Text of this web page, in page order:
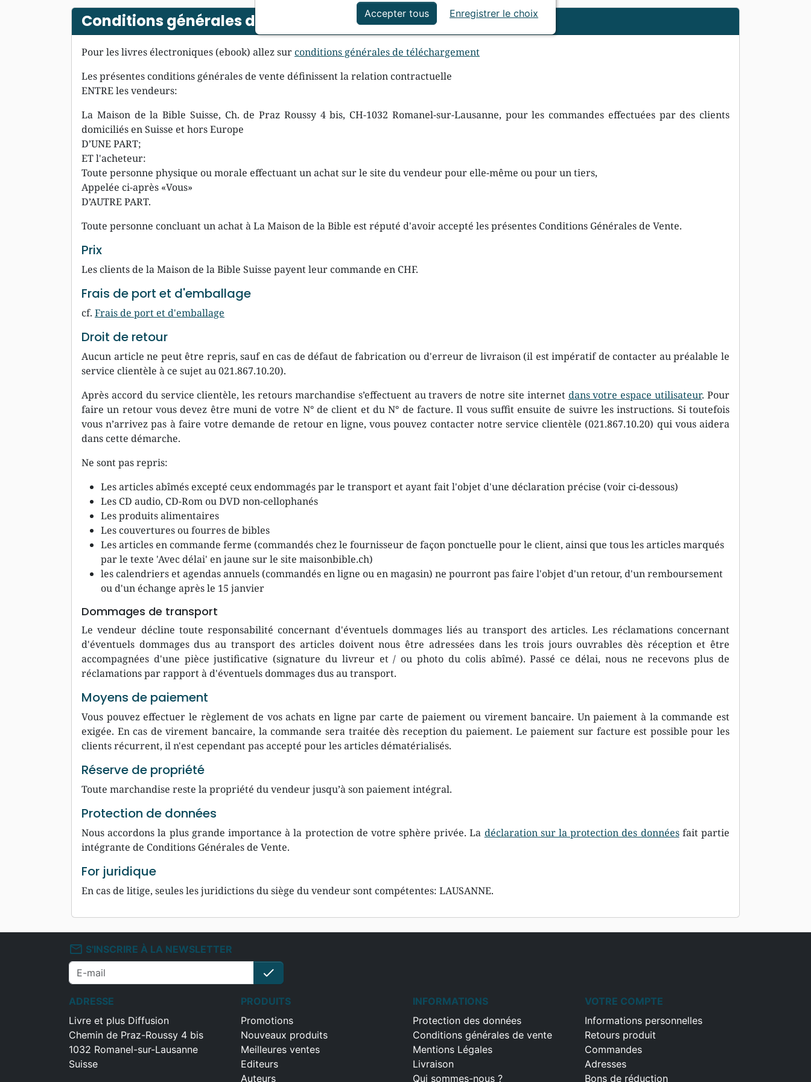
Apologétique
Formation
Événements actuels
Conditions générales de vente
Pour les livres électroniques (ebook) allez surconditions générales de téléchargement
Les présentes conditions générales de vente définissent la relation contractuelle
ENTRE les vendeurs:
La Maison de la Bible Suisse, Ch. de Praz Roussy 4 bis, CH-1032 Romanel-sur-Lausanne, pour les commandes effectuées par des clients
domiciliés en Suisse et hors Europe
D’UNE PART;
ET l'acheteur:
Toute personne physique ou morale effectuant un achat sur le site du vendeur pour elle-même ou pour un tiers,
Appelée ci-après «Vous»
D’AUTRE PART.
Toute personne concluant un achat à La Maison de la Bible est réputé d'avoir accepté les présentes Conditions Générales de Vente.
Prix
Les clients de la Maison de la Bible Suisse payent leur commande en CHF.
Frais de port et d'emballage
cf. Frais de port et d'emballage
Droit de retour
Aucun article ne peut être repris, sauf en cas de défaut de fabrication ou d'erreur de livraison (il est impératif de contacter au préalable le
service clientèle à ce sujet au 021.867.10.20).
Après accord du service clientèle, les retours marchandise s’effectuent au travers de notre site internet dans votre espace utilisateur. Pour
faire un retour vous devez être muni de votre N° de client et du N° de facture. Il vous suffit ensuite de suivre les instructions. Si toutefois
vous n’arrivez pas à faire votre demande de retour en ligne, vous pouvez contacter notre service clientèle (021.867.10.20) qui vous aidera
dans cette démarche.
Ne sont pas repris:
Les articles abîmés excepté ceux endommagés par le transport et ayant fait l'objet d'une déclaration précise (voir ci-dessous)
Les CD audio, CD-Rom ou DVD non-cellophanés
Les produits alimentaires
Les couvertures ou fourres de bibles
Les articles en commande ferme (commandés chez le fournisseur de façon ponctuelle pour le client, ainsi que tous les articles marqués
par le texte 'Avec délai' en jaune sur le site maisonbible.ch)
les calendriers et agendas annuels (commandés en ligne ou en magasin) ne pourront pas faire l'objet d'un retour, d'un remboursement
ou d'un échange après le 15 janvier
Dommages de transport
Le vendeur décline toute responsabilité concernant d'éventuels dommages liés au transport des articles. Les réclamations concernant
d'éventuels dommages dus au transport des articles doivent nous être adressées dans les trois jours ouvrables dès réception et être
accompagnées d'une pièce justificative (signature du livreur et / ou photo du colis abîmé). Passé ce délai, nous ne recevons plus de
réclamations par rapport à d'éventuels dommages dus au transport.
Moyens de paiement
Vous pouvez effectuer le règlement de vos achats en ligne par carte de paiement ou virement bancaire. Un paiement à la commande est
exigée. En cas de virement bancaire, la commande sera traitée dès reception du paiement. Le paiement sur facture est possible pour les
clients récurrent, il n'est cependant pas accepté pour les articles dématérialisés.
Réserve de propriété
Toute marchandise reste la propriété du vendeur jusqu’à son paiement intégral.
Protection de données
Nous accordons la plus grande importance à la protection de votre sphère privée. La déclaration sur la protection des donnéesfait partie
intégrante de Conditions Générales de Vente.
For juridique
En cas de litige, seules les juridictions du siège du vendeur sont compétentes: LAUSANNE.
mail_outline S'INSCRIRE À LA NEWSLETTER
check
ADRESSE
Livre et plus Diffusion
Chemin de Praz-Roussy 4 bis
1032 Romanel-sur-Lausanne
Suisse
PRODUITS
Promotions
Nouveaux produits
Meilleures ventes
Editeurs
Auteurs
INFORMATIONS
Protection des données
Conditions générales de vente
Mentions Légales
Livraison
Qui sommes-nous ?
VOTRE COMPTE
Informations personnelles
Retours produit
Commandes
Adresses
Bons de réduction
Accepter tous Enregistrer le choix